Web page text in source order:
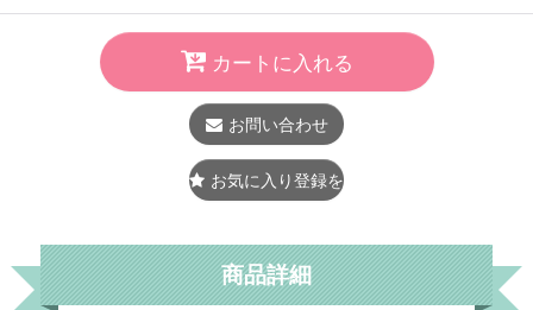
カートに入れる
お問い合わせ
お気に入り登録をする
商品詳細